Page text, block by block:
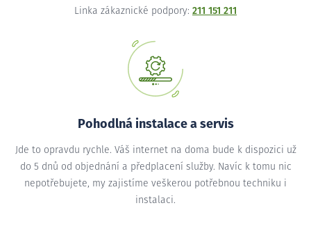
Linka zákaznické podpory: 211 151 211
Pohodlná instalace a servis
Jde to opravdu rychle. Váš internet na doma bude k dispozici už
do 5 dnů od objednání a předplacení služby. Navíc k tomu nic
nepotřebujete, my zajistíme veškerou potřebnou techniku i
instalaci.